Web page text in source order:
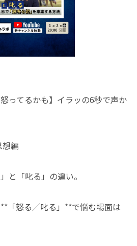
ってるかも】イラッの6秒で声か
想編
と「叱る」の違い。
「怒る／叱る」**で悩む場面は